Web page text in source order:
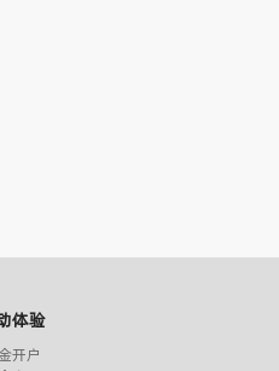
体验
开户